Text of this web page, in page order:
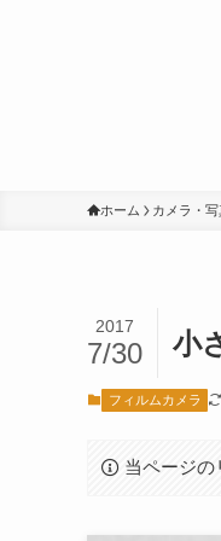
ホーム カメラ・写
小
2017
7/30
フィルムカメラ
当ページの